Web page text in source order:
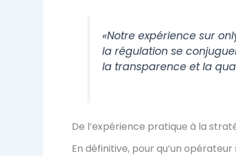
«Notre expérience sur
la régulation se
la transparence et la
De l’expérience pratique à la
En définitive, pour qu’un